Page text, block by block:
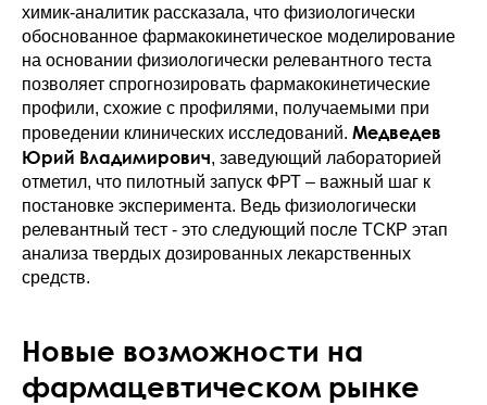
химик-аналитик рассказала, что физиологически
обоснованное фармакокинетическое моделирование
на основании физиологически релевантного теста
позволяет спрогнозировать фармакокинетические
профили, схожие с профилями, получаемыми при
проведении клинических исследований. Медведев
Юрий Владимирович, заведующий лабораторией
отметил, что пилотный запуск ФРТ – важный шаг к
постановке эксперимента. Ведь физиологически
релевантный тест - это следующий после ТСКР этап
анализа твердых дозированных лекарственных
средств.
Новые возможности на
фармацевтическом рынке